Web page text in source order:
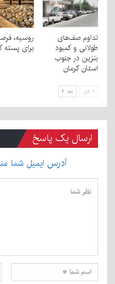
تداوم صف‌های
طولانی و کمبود
بنزین در جنوب
استان کرمان
روسیه،
برای پسته
قبل بعد
ارسال یک پاسخ
آدرس ایمیل شما